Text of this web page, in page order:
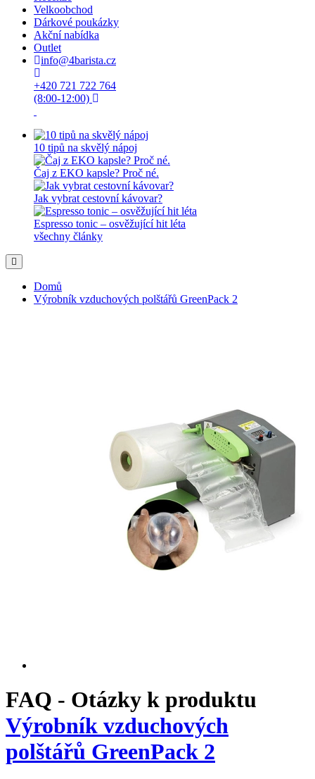
Velkoobchod
Dárkové poukázky
Akční nabídka
Outlet
info@4barista.cz
+420 721 722 764
(8:00-12:00)
10 tipů na skvělý nápoj
Čaj z EKO kapsle? Proč né.
Jak vybrat cestovní kávovar?
Espresso tonic – osvěžující hit léta
všechny články
Domů
Výrobník vzduchových polštářů GreenPack 2
FAQ - Otázky k produktu
Výrobník vzduchových
polštářů GreenPack 2